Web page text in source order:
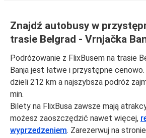
Znajdź autobusy w
trasie Belgrad - Vrnjačka
Podróżowanie z FlixBusem na trasie
Banja jest łatwe i przystępne
dzieli 212 km a najszybsza podróż
min.
Bilety na FlixBusa zawsze mają
możesz zaoszczędzić nawet więcej,
wyprzedzeniem. Zarezerwuj na